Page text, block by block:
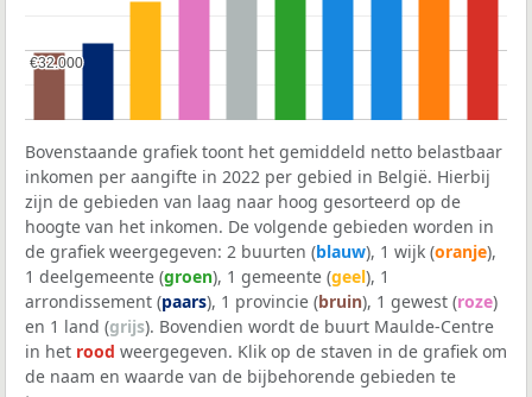
€32.000
€32.000
Bovenstaande grafiek toont het gemiddeld netto belastbaar
inkomen per aangifte in 2022 per gebied in België. Hierbij
zijn de gebieden van laag naar hoog gesorteerd op de
hoogte van het inkomen. De volgende gebieden worden in
de grafiek weergegeven: 2 buurten (blauw), 1 wijk (oranje),
1 deelgemeente (groen), 1 gemeente (geel), 1
arrondissement (paars), 1 provincie (bruin), 1 gewest (roze)
en 1 land (grijs). Bovendien wordt de buurt Maulde-Centre
in het rood weergegeven. Klik op de staven in de grafiek om
de naam en waarde van de bijbehorende gebieden te